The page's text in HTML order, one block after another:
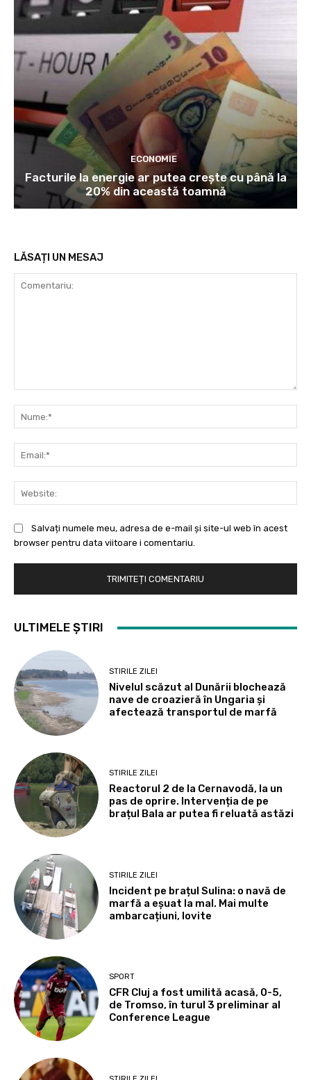
ECONOMIE
Facturile la energie ar putea crește cu până la
20% din această toamnă
LĂSAȚI UN MESAJ
Salvați numele meu, adresa de e-mail și site-ul web în acest
browser pentru data viitoare i comentariu.
ULTIMELE ȘTIRI
STIRILE ZILEI
Nivelul scăzut al Dunării blochează
nave de croazieră în Ungaria și
afectează transportul de marfă
STIRILE ZILEI
Reactorul 2 de la Cernavodă, la un
pas de oprire. Intervenția de pe
brațul Bala ar putea fi reluată astăzi
STIRILE ZILEI
Incident pe brațul Sulina: o navă de
marfă a eșuat la mal. Mai multe
ambarcațiuni, lovite
SPORT
CFR Cluj a fost umilită acasă, 0-5,
de Tromso, în turul 3 preliminar al
Conference League